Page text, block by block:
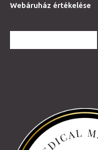
Webáruház értékelése